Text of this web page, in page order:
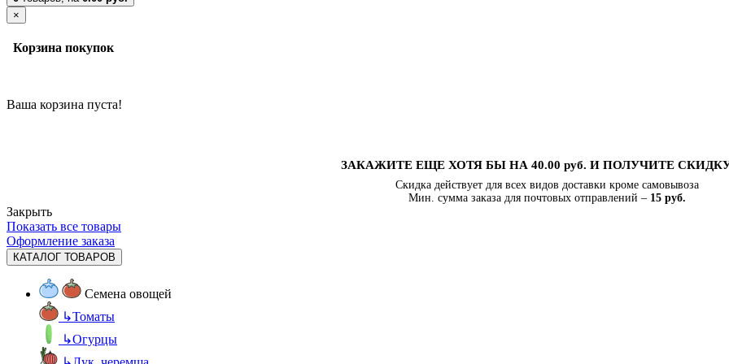
×
Корзина покупок
Ваша корзина пуста!
ЗАКАЖИТЕ ЕЩЕ ХОТЯ БЫ НА 40.00 руб. И ПОЛУЧИТЕ
Скидка действует для всех видов доставки кроме самовывоза
Мин. сумма заказа для почтовых отправлений – 15 руб.
Закрыть
Показать все товары
Оформление заказа
КАТАЛОГ ТОВАРОВ
Семена овощей
↳Томаты
↳Огурцы